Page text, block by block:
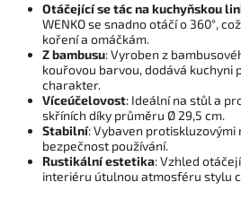
Otáčející se tác na kuchyňskou
WENKO se snadno otáčí o 360°,
koření a omáčkám.
Z bambusu: Vyroben z
kouřovou barvou, dodává kuchyni
charakter.
Víceúčelovost: Ideální na stůl a
skříních díky průměru Ø 29,5 cm.
Stabilní: Vybaven
bezpečnost používání.
Rustikální estetika: Vzhled
interiéru útulnou atmosféru stylu